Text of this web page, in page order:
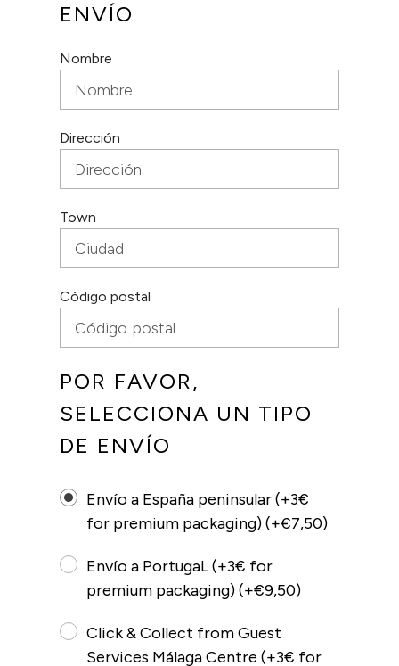
ENVÍO
Nombre
Dirección
Town
Código postal
POR FAVOR,
SELECCIONA UN TIPO
DE ENVÍO
Envío a España peninsular (+3€
for premium packaging) (+€7,50)
Envío a PortugaL (+3€ for
premium packaging) (+€9,50)
Click & Collect from Guest
Services Málaga Centre (+3€ for